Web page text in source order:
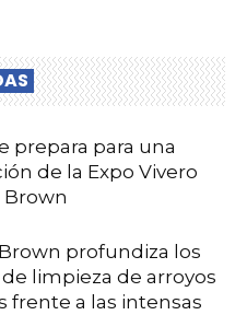
prepara para una
de la Expo Vivero
Brown
profundiza los
limpieza de arroyos
frente a las intensas